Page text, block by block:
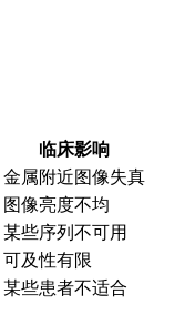
临床影响
金属附近图像失真
图像亮度不均
某些序列不可用
可及性有限
某些患者不适合